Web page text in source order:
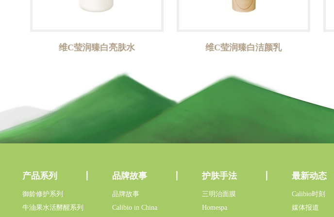
维C莹润臻白亮肤水 维C莹润臻白洁颜乳
产品系列
御龄修护系列
牛油果水活酵醒系列
品牌故事
品牌故事
Calibio in China
护肤手法
三明治面膜
Homespa
最新动态
Calibio时刻
媒体报道